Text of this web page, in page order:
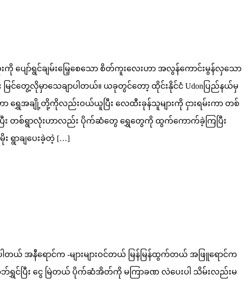
းကို ပျော်ရွင်ချမ်းမြေ့စေသော စိတ်ကူးလေးဟာ အလွန်ကောင်းမွန်လှသော
င်တွေ့လိုမှာသေချာပါတယ်။ ယခုတွင်တော့ ထိုင်းနိုင်ငံ Udonပြည်နယ်မှ
ရွှေအချို့တို့ကိုလည်းဝယ်ယူပြီး လေထီးခုန်သူများကို ငှားရမ်းကာ တစ်
စ်ပြီး တစ်ရွာလုံးဟာလည်း ပိုက်ဆံတွေ ရွှေတွေကို ထွက်ကောက်ခဲ့ကြပြီး
း ရွာချပေးခဲ့တဲ့ […]
အနီရောင်က -များများဝင်တယ် မြန်မြန်ထွက်တယ် အဖြူရောင်က
ရွှင်ပြီး ငွေ မြဲတယ် ပိုက်ဆံအိတ်ကို မကြာခဏ လဲပေးပါ သိမ်းလည်းမ